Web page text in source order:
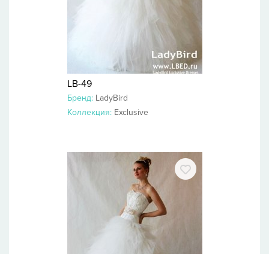
LB-49
Бренд: LadyBird
Коллекция: Exclusive